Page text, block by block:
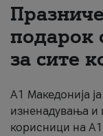
За нас
подарок
за сите
А1 Македонија
изненадувања и
корисници на